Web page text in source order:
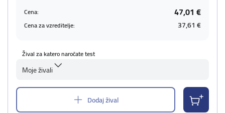
Cena: 47,01 €
Cena za vzreditelje: 37,61 €
Žival za katero naročate test
Moje živali
Dodaj žival